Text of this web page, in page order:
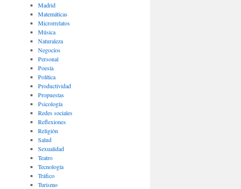
Madrid
Matemáticas
Microrrelatos
Música
Naturaleza
Negocios
Personal
Poesía
Política
Productividad
Propuestas
Psicología
Redes sociales
Reflexiones
Religión
Salud
Sexualidad
Teatro
Tecnología
Tráfico
Turismo